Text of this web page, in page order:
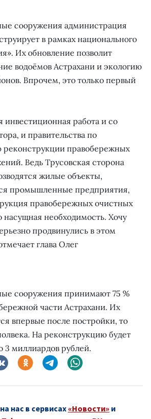
сооружения администрация
в рамках национального
Их обновление позволит
водоёмов Астрахани и экологию
Впрочем, это только первый
инвестиционная работа и со
и правительства по
правобережных
Ведь Трусовская сторона
жилые объекты,
промышленные предприятия,
правобережных очистных
насущная необходимость. Хочу
продвинулись в этом
глава Олег
сооружения принимают 75 %
части Астрахани. Их
впервые после постройки, то
На реконструкцию будет
3 миллиардов рублей.
нас в сервисах «Новости» и